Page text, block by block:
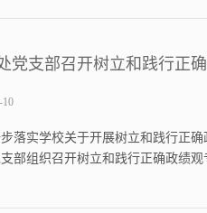
党支部召开树立和践行正
10
落实学校关于开展树立和践行正
部组织召开树立和践行正确政绩